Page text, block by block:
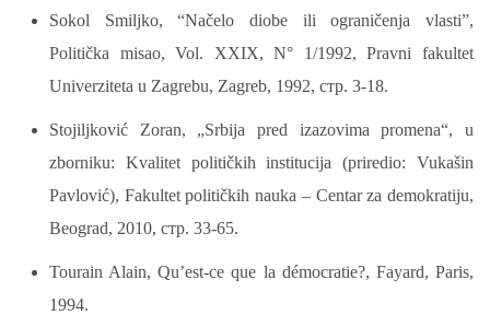
Sokol Smiljko, “Načelo diobe ili ograničenja vlasti”,
Politička misao, Vol. XXIX, N° 1/1992, Pravni fakultet
Univerziteta u Zagrebu, Zagreb, 1992, стр. 3-18.
Stojiljković Zoran, „Srbija pred izazovima promena“, u
zborniku: Kvalitet političkih institucija (priredio: Vukašin
Pavlović), Fakultet političkih nauka – Centar za demokratiju,
Beograd, 2010, стр. 33-65.
Tourain Alain, Qu’est-ce que la démocratie?, Fayard, Paris,
1994.